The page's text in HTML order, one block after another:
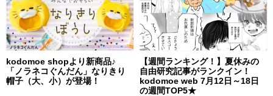
kodomoe shopより新商品♪
「ノラネコぐんだん」なりきり
帽子（大、小）が登場！
【週間ランキング！】夏休みの
自由研究記事がランクイン！
kodomoe web 7月12日～18日
の週間TOP5★